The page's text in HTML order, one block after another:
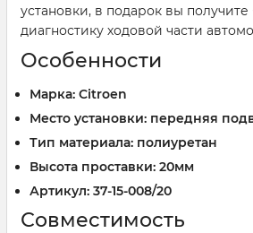
установки, в подарок вы
диагностику ходовой части
Особенности
Марка: Citroen
Место установки: передняя
Тип материала: полиуретан
Высота проставки: 20мм
Артикул: 37-15-008/20
Совместимость